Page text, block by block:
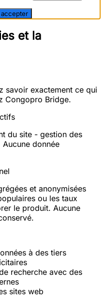
et la
savoir exactement ce qui
Congopro Bridge.
du site - gestion des
donnée
et anonymisées
ou les taux
le produit. Aucune
à des tiers
recherche avec des
sites web